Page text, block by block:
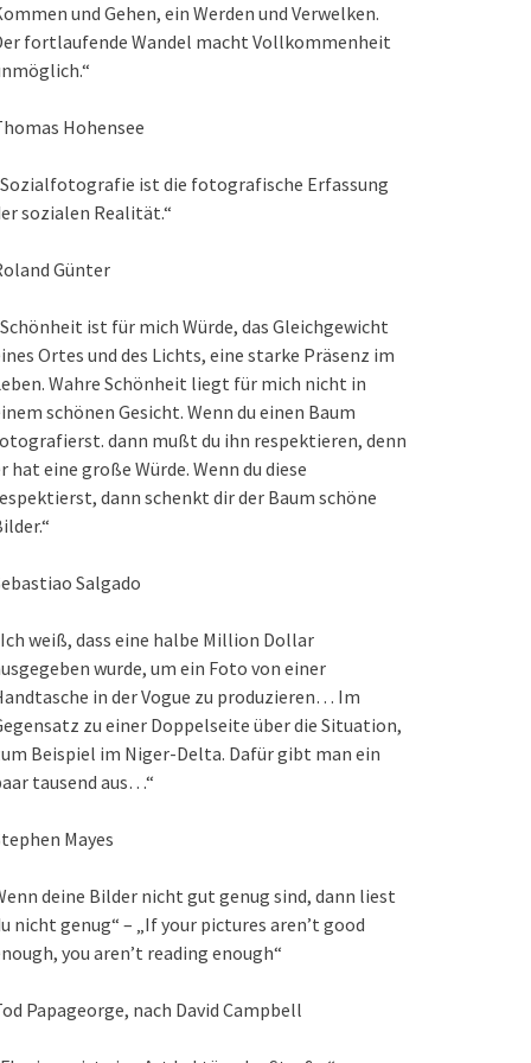
und Gehen, ein Werden und Verwelken.
fortlaufende Wandel macht Vollkommenheit
Hohensee
ist die fotografische Erfassung
sozialen Realität.“
Günter
ist für mich Würde, das Gleichgewicht
Ortes und des Lichts, eine starke Präsenz im
Wahre Schönheit liegt für mich nicht in
schönen Gesicht. Wenn du einen Baum
dann mußt du ihn respektieren, denn
hat eine große Würde. Wenn du diese
dann schenkt dir der Baum schöne
Salgado
weiß, dass eine halbe Million Dollar
wurde, um ein Foto von einer
in der Vogue zu produzieren… Im
zu einer Doppelseite über die Situation,
Beispiel im Niger-Delta. Dafür gibt man ein
tausend aus…“
Mayes
deine Bilder nicht gut genug sind, dann liest
nicht genug“ – „If your pictures aren’t good
you aren’t reading enough“
Papageorge, nach David Campbell